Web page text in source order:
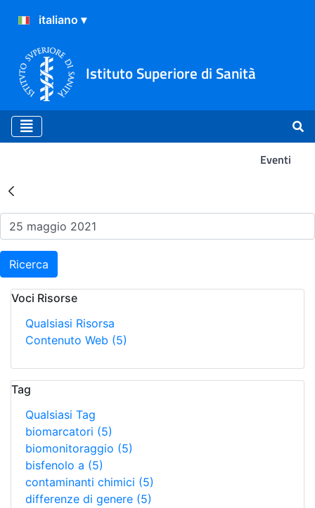
Istituto Superiore di Sanità
Eventi
Risultati della Ricerca -
Ricerca
Voci Risorse
Qualsiasi Risorsa
Contenuto Web (5)
Tag
Qualsiasi Tag
biomarcatori (5)
biomonitoraggio (5)
bisfenolo a (5)
contaminanti chimici (5)
differenze di genere (5)